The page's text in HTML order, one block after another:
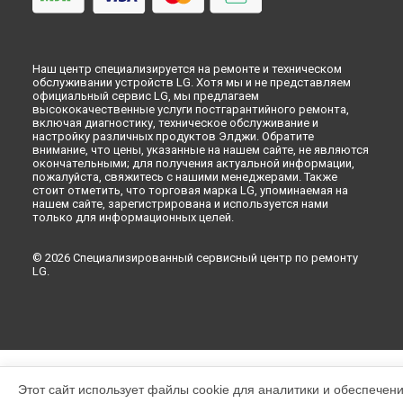
Наш центр специализируется на ремонте и техническом
обслуживании устройств LG. Хотя мы и не представляем
официальный сервис LG, мы предлагаем
высококачественные услуги постгарантийного ремонта,
включая диагностику, техническое обслуживание и
настройку различных продуктов Элджи. Обратите
внимание, что цены, указанные на нашем сайте, не являются
окончательными; для получения актуальной информации,
пожалуйста, свяжитесь с нашими менеджерами. Также
стоит отметить, что торговая марка LG, упоминаемая на
нашем сайте, зарегистрирована и используется нами
только для информационных целей.
© 2026 Специализированный сервисный центр по ремонту
LG.
Этот сайт использует файлы cookie для аналитики и